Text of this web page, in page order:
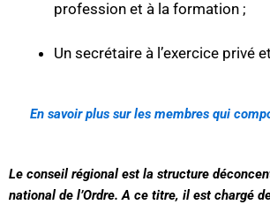
profession et à la formation ;
Un secrétaire à l’exercice privé
En savoir plus sur les membres qui
Le conseil régional est la structure
national de l’Ordre. A ce titre, il est chargé